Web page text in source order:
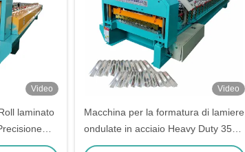
Video
laminato
Video
Macchina per la formatura di lamiere
ondulate in acciaio Heavy Duty 350H
con telaio in acciaio, larghezza di